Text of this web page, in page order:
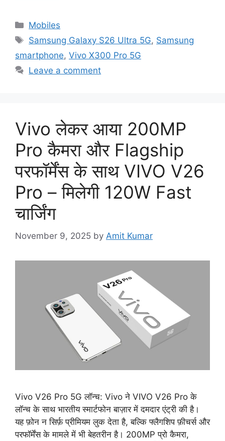
Categories
Mobiles
Tags
Samsung Galaxy S26 Ultra 5G, Samsung
smartphone, Vivo X300 Pro 5G
Leave a comment
Vivo लेकर आया 200MP
Pro कैमरा और Flagship
परफॉर्मेंस के साथ VIVO V26
Pro – मिलेगी 120W Fast
चार्जिंग
November 9, 2025 by Amit Kumar
Vivo V26 Pro 5G लॉन्च: Vivo ने VIVO V26 Pro के
लॉन्च के साथ भारतीय स्मार्टफोन बाज़ार में दमदार एंट्री की है।
यह फ़ोन न सिर्फ़ प्रीमियम लुक देता है, बल्कि फ्लैगशिप फ़ीचर्स और
परफॉर्मेंस के मामले में भी बेहतरीन है। 200MP प्रो कैमरा,